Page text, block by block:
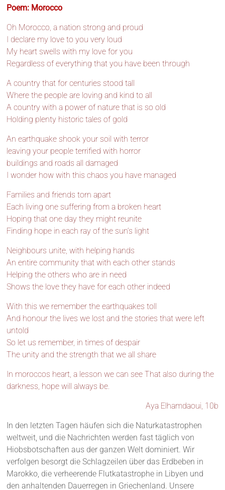
Poem: Morocco
Oh Morocco, a nation strong and proud
I declare my love to you very loud
My heart swells with my love for you
Regardless of everything that you have been through
A country that for centuries stood tall
Where the people are loving and kind to all
A country with a power of nature that is so old
Holding plenty historic tales of gold
An earthquake shook your soil with terror
leaving your people terrified with horror
buildings and roads all damaged
I wonder how with this chaos you have managed
Families and friends torn apart
Each living one suffering from a broken heart
Hoping that one day they might reunite
Finding hope in each ray of the sun‘s light
Neighbours unite, with helping hands
An entire community that with each other stands
Helping the others who are in need
Shows the love they have for each other indeed
With this we remember the earthquakes toll
And honour the lives we lost and the stories that were left
untold
So let us remember, in times of despair
The unity and the strength that we all share
In moroccos heart, a lesson we can see That also during the
darkness, hope will always be.
Aya Elhamdaoui, 10b
In den letzten Tagen häufen sich die Naturkatastrophen
weltweit, und die Nachrichten werden fast täglich von
Hiobsbotschaften aus der ganzen Welt dominiert. Wir
verfolgen besorgt die Schlagzeilen über das Erdbeben in
Marokko, die verheerende Flutkatastrophe in Libyen und
den anhaltenden Dauerregen in Griechenland. Unsere